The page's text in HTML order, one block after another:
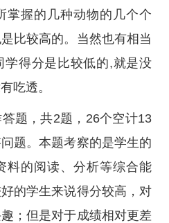
掌握的几种动物的几个个
比较高的。当然也有相当
学得分是比较低的,就是没
吃透。
题，共2题，26个空计13
题。本题考察的是学生的
料的阅读、分析等综合能
的学生来说得分较高，对
；但是对于成绩相对更差